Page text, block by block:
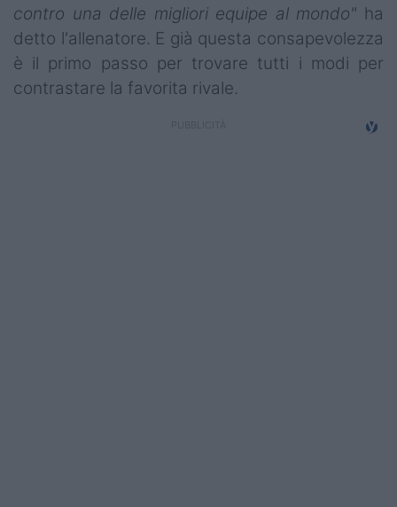
contro una delle migliori equipe al mondo" ha
detto l'allenatore. E già questa consapevolezza
è il primo passo per trovare tutti i modi per
contrastare la favorita rivale.